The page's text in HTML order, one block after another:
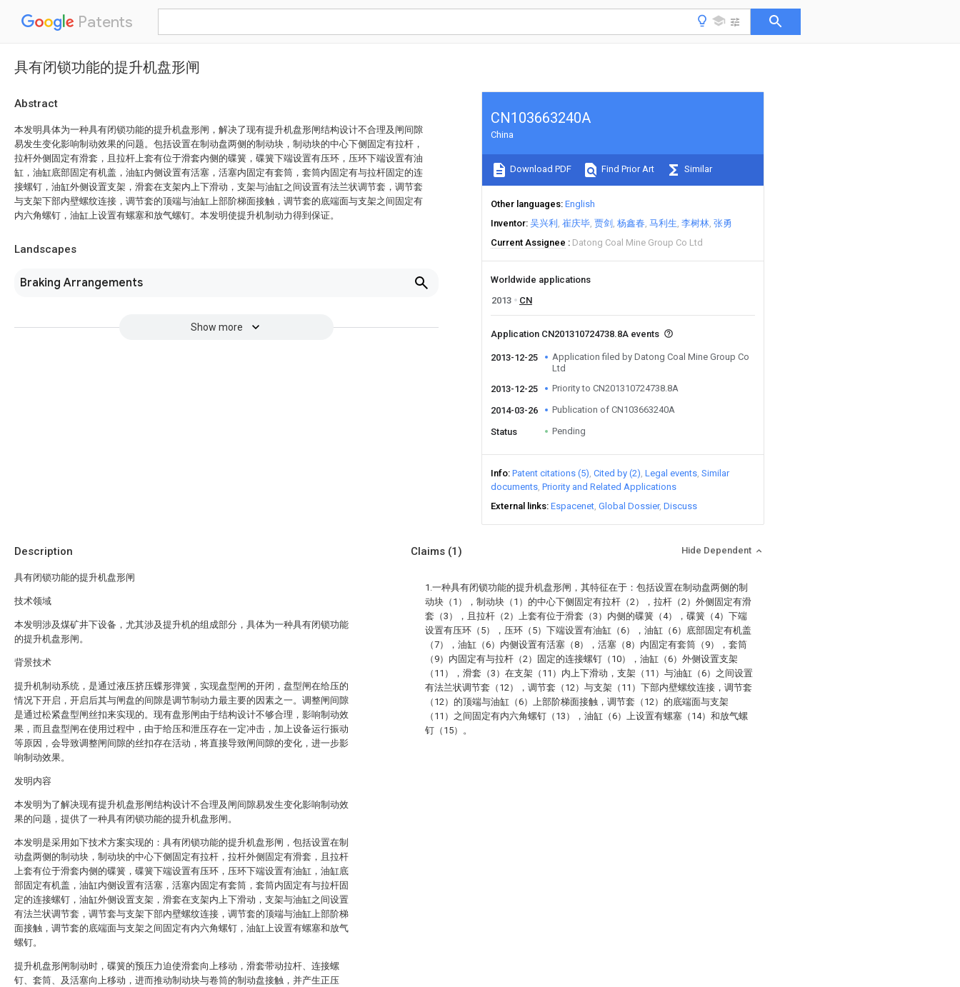
Patents
具有闭锁功能的提升机盘形闸
Abstract
本发明具体为一种具有闭锁功能的提升机盘形闸，解决了现有提升机盘形闸结构设计不合理及闸间隙
易发生变化影响制动效果的问题。包括设置在制动盘两侧的制动块，制动块的中心下侧固定有拉杆，
拉杆外侧固定有滑套，且拉杆上套有位于滑套内侧的碟簧，碟簧下端设置有压环，压环下端设置有油
缸，油缸底部固定有机盖，油缸内侧设置有活塞，活塞内固定有套筒，套筒内固定有与拉杆固定的连
接螺钉，油缸外侧设置支架，滑套在支架内上下滑动，支架与油缸之间设置有法兰状调节套，调节套
与支架下部内壁螺纹连接，调节套的顶端与油缸上部阶梯面接触，调节套的底端面与支架之间固定有
内六角螺钉，油缸上设置有螺塞和放气螺钉。本发明使提升机制动力得到保证。
Landscapes
Braking Arrangements
Show more
CN103663240A
China
Download PDF Find Prior Art Similar
Other languages English
Inventor 吴兴利 崔庆毕 贾剑 杨鑫春 马利生 李树林 张勇
Current Assignee
Datong Coal Mine Group Co Ltd
Worldwide applications
2013
CN
Application CN201310724738.8A events
2013-12-25
Application filed by Datong Coal Mine Group Co
Ltd
2013-12-25
Priority to CN201310724738.8A
2014-03-26 Publication of CN103663240A
Status Pending
Info Patent citations (5) Cited by (2) Legal events Similar
documents Priority and Related Applications
External links Espacenet Global Dossier Discuss
Description
具有闭锁功能的提升机盘形闸
技术领域
本发明涉及煤矿井下设备，尤其涉及提升机的组成部分，具体为一种具有闭锁功能
的提升机盘形闸。
背景技术
提升机制动系统，是通过液压挤压蝶形弹簧，实现盘型闸的开闭，盘型闸在给压的
情况下开启，开启后其与闸盘的间隙是调节制动力最主要的因素之一。调整闸间隙
是通过松紧盘型闸丝扣来实现的。现有盘形闸由于结构设计不够合理，影响制动效
果，而且盘型闸在使用过程中，由于给压和泄压存在一定冲击，加上设备运行振动
等原因，会导致调整闸间隙的丝扣存在活动，将直接导致闸间隙的变化，进一步影
响制动效果。
发明内容
本发明为了解决现有提升机盘形闸结构设计不合理及闸间隙易发生变化影响制动效
果的问题，提供了一种具有闭锁功能的提升机盘形闸。
本发明是采用如下技术方案实现的：具有闭锁功能的提升机盘形闸，包括设置在制
动盘两侧的制动块，制动块的中心下侧固定有拉杆，拉杆外侧固定有滑套，且拉杆
上套有位于滑套内侧的碟簧，碟簧下端设置有压环，压环下端设置有油缸，油缸底
部固定有机盖，油缸内侧设置有活塞，活塞内固定有套筒，套筒内固定有与拉杆固
定的连接螺钉，油缸外侧设置支架，滑套在支架内上下滑动，支架与油缸之间设置
有法兰状调节套，调节套与支架下部内壁螺纹连接，调节套的顶端与油缸上部阶梯
面接触，调节套的底端面与支架之间固定有内六角螺钉，油缸上设置有螺塞和放气
螺钉。
提升机盘形闸制动时，碟簧的预压力迫使滑套向上移动，滑套带动拉杆、连接螺
钉、套筒、及活塞向上移动，进而推动制动块与卷筒的制动盘接触，并产生正压
Claims (1) Hide Dependent
1.一种具有闭锁功能的提升机盘形闸，其特征在于：包括设置在制动盘两侧的制
动块（1），制动块（1）的中心下侧固定有拉杆（2），拉杆（2）外侧固定有滑
套（3），且拉杆（2）上套有位于滑套（3）内侧的碟簧（4），碟簧（4）下端
设置有压环（5），压环（5）下端设置有油缸（6），油缸（6）底部固定有机盖
（7），油缸（6）内侧设置有活塞（8），活塞（8）内固定有套筒（9），套筒
（9）内固定有与拉杆（2）固定的连接螺钉（10），油缸（6）外侧设置支架
（11），滑套（3）在支架（11）内上下滑动，支架（11）与油缸（6）之间设置
有法兰状调节套（12），调节套（12）与支架（11）下部内壁螺纹连接，调节套
（12）的顶端与油缸（6）上部阶梯面接触，调节套（12）的底端面与支架
（11）之间固定有内六角螺钉（13），油缸（6）上设置有螺塞（14）和放气螺
钉（15）。